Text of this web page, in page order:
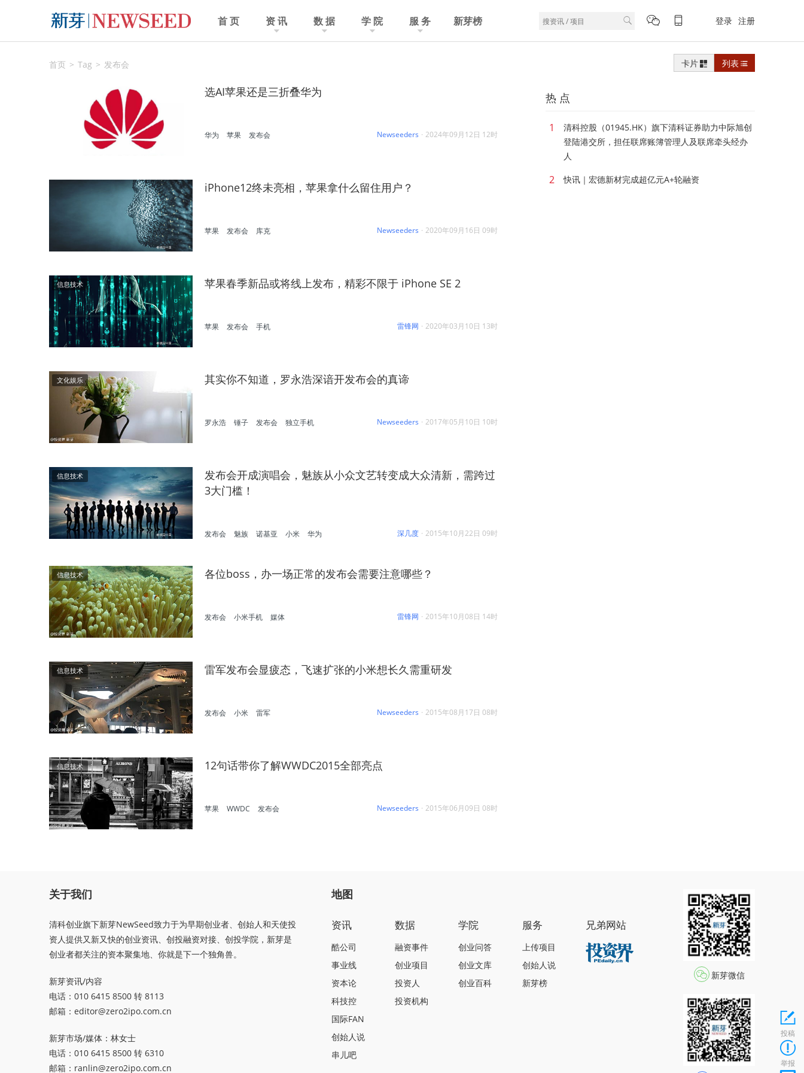
首 页 资 讯 数 据 学 院 服 务 新芽榜 登录 注册
首页 Tag 发布会 卡片 列表
选AI苹果还是三折叠华为
Newseeders · 2024年09月12日 12时
华为 苹果 发布会
iPhone12终未亮相，苹果拿什么留住用户？
Newseeders · 2020年09月16日 09时
苹果 发布会 库克
信息技术 苹果春季新品或将线上发布，精彩不限于 iPhone SE 2
雷锋网 · 2020年03月10日 13时
苹果 发布会 手机
文化娱乐 其实你不知道，罗永浩深谙开发布会的真谛
Newseeders · 2017年05月10日 10时
罗永浩 锤子 发布会 独立手机
信息技术
发布会开成演唱会，魅族从小众文艺转变成大众清新，需跨过
3大门槛！
深几度 · 2015年10月22日 09时
发布会 魅族 诺基亚 小米 华为
信息技术 各位boss，办一场正常的发布会需要注意哪些？
雷锋网 · 2015年10月08日 14时
发布会 小米手机 媒体
信息技术 雷军发布会显疲态，飞速扩张的小米想长久需重研发
Newseeders · 2015年08月17日 08时
发布会 小米 雷军
信息技术 12句话带你了解WWDC2015全部亮点
Newseeders · 2015年06月09日 08时
苹果 WWDC 发布会
热 点
1
清科控股（01945.HK）旗下清科证券助力中际旭创
登陆港交所，担任联席账簿管理人及联席牵头经办
人
2 快讯｜宏德新材完成超亿元A+轮融资
关于我们
清科创业旗下新芽NewSeed致力于为早期创业者、创始人和天使投
资人提供又新又快的创业资讯、创投融资对接、创投学院，新芽是
创业者都关注的资本聚集地、你就是下一个独角兽。
新芽资讯/内容
电话：010 6415 8500 转 8113
邮箱： editor@zero2ipo.com.cn
新芽市场/媒体：林女士
电话：010 6415 8500 转 6310
邮箱： ranlin@zero2ipo.com.cn
地图
资讯
酷公司
事业线
资本论
科技控
国际FAN
创始人说
串儿吧
数据
融资事件
创业项目
投资人
投资机构
学院
创业问答
创业文库
创业百科
服务
上传项目
创始人说
新芽榜
兄弟网站
新芽微信
投稿
举报